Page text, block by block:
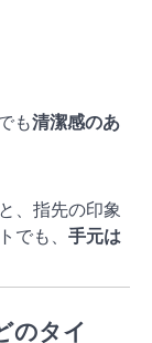
も清潔感のあ
、指先の印象
でも、 手元は
のタイ